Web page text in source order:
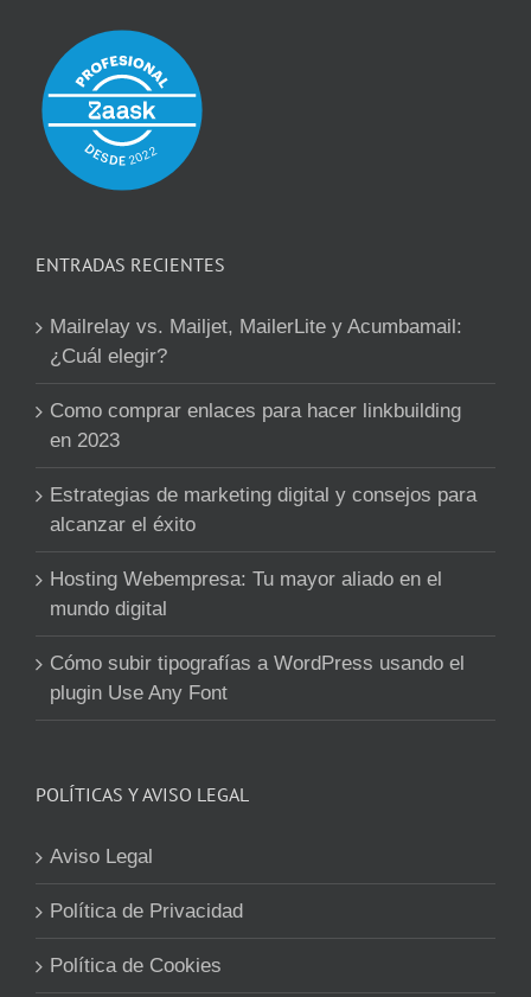
ENTRADAS RECIENTES
Mailrelay vs. Mailjet, MailerLite y Acumbamail:
¿Cuál elegir?
Como comprar enlaces para hacer linkbuilding
en 2023
Estrategias de marketing digital y consejos para
alcanzar el éxito
Hosting Webempresa: Tu mayor aliado en el
mundo digital
Cómo subir tipografías a WordPress usando el
plugin Use Any Font
POLÍTICAS Y AVISO LEGAL
Aviso Legal
Política de Privacidad
Política de Cookies